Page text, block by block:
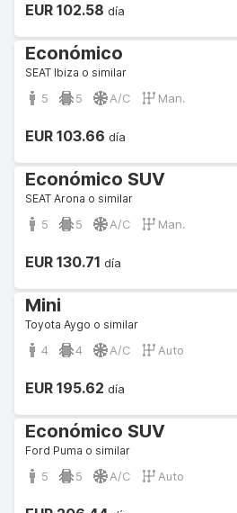
EUR 102.58 día
Económico
SEAT Ibiza o similar
5 5 A/C Man.
EUR 103.66 día
Económico SUV
SEAT Arona o similar
5 5 A/C Man.
EUR 130.71 día
Mini
Toyota Aygo o similar
4 4 A/C Auto
EUR 195.62 día
Económico SUV
Ford Puma o similar
5 5 A/C Auto